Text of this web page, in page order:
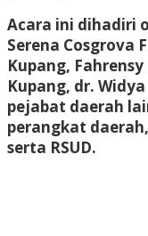
Acara ini dihadiri
Serena Cosgrova
Kupang,
Kupang, dr.
pejabat daerah
perangkat
serta RSUD.